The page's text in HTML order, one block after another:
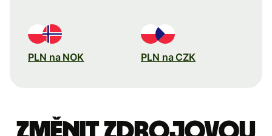
PLN na NOK PLN na CZK